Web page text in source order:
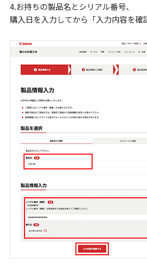
4.お持ちの製品名とシリアル番号、
購入日を入力してから「入力内容を確